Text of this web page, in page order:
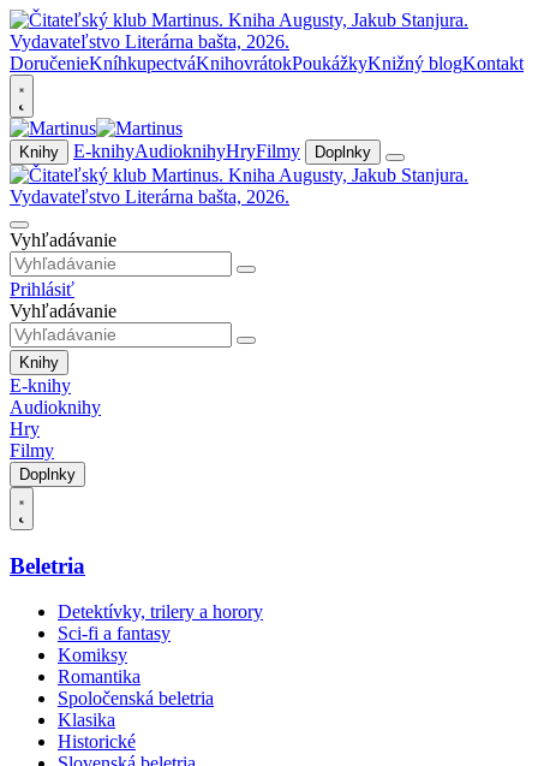
DoručenieKníhkupectváKnihovrátokPoukážkyKnižný blogKontakt
Knihy E-knihyAudioknihyHryFilmy Doplnky
Vyhľadávanie
Prihlásiť
Vyhľadávanie
Knihy
E-knihy
Audioknihy
Hry
Filmy
Doplnky
Beletria
Detektívky, trilery a horory
Sci-fi a fantasy
Komiksy
Romantika
Spoločenská beletria
Klasika
Historické